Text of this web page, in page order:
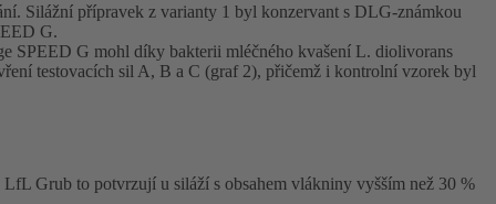
Silážní přípravek z varianty 1 byl konzervant s DLG-známkou
G.
SPEED G mohl díky bakterii mléčného kvašení L. diolivorans
testovacích sil A, B a C (graf 2), přičemž i kontrolní vzorek byl
Grub to potvrzují u siláží s obsahem vlákniny vyšším než 30 %